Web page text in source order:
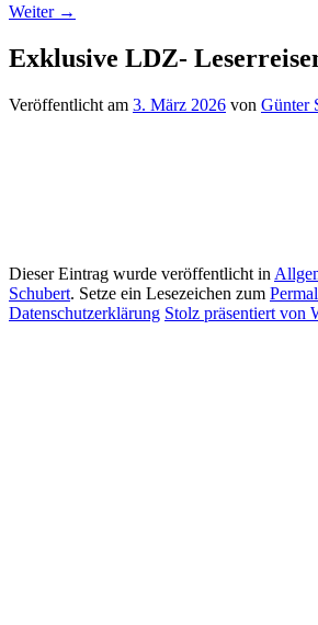
Weiter →
Exklusive LDZ-
Veröffentlicht am 3. März 2026 von Günter
Dieser Eintrag wurde veröffentlicht in
Schubert. Setze ein Lesezeichen zum
Datenschutzerklärung Stolz präsentiert von